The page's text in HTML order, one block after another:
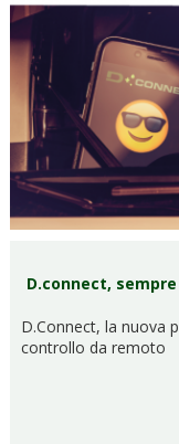
D.connect,
D.Connect, la nuova
controllo da remoto